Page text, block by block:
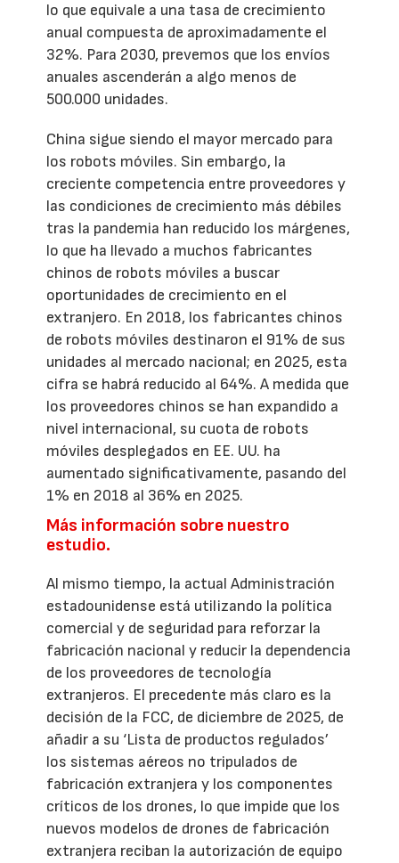
lo que equivale a una tasa de crecimiento
anual compuesta de aproximadamente el
32%. Para 2030, prevemos que los envíos
anuales ascenderán a algo menos de
500.000 unidades.
China sigue siendo el mayor mercado para
los robots móviles. Sin embargo, la
creciente competencia entre proveedores y
las condiciones de crecimiento más débiles
tras la pandemia han reducido los márgenes,
lo que ha llevado a muchos fabricantes
chinos de robots móviles a buscar
oportunidades de crecimiento en el
extranjero. En 2018, los fabricantes chinos
de robots móviles destinaron el 91% de sus
unidades al mercado nacional; en 2025, esta
cifra se habrá reducido al 64%. A medida que
los proveedores chinos se han expandido a
nivel internacional, su cuota de robots
móviles desplegados en EE. UU. ha
aumentado significativamente, pasando del
1% en 2018 al 36% en 2025.
Más información sobre nuestro
estudio.
Al mismo tiempo, la actual Administración
estadounidense está utilizando la política
comercial y de seguridad para reforzar la
fabricación nacional y reducir la dependencia
de los proveedores de tecnología
extranjeros. El precedente más claro es la
decisión de la FCC, de diciembre de 2025, de
añadir a su ‘Lista de productos regulados’
los sistemas aéreos no tripulados de
fabricación extranjera y los componentes
críticos de los drones, lo que impide que los
nuevos modelos de drones de fabricación
extranjera reciban la autorización de equipo